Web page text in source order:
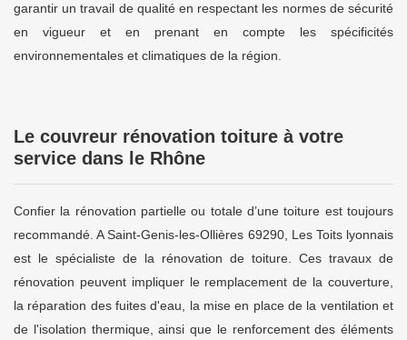
garantir un travail de qualité en respectant les normes de sécurité
en vigueur et en prenant en compte les spécificités
environnementales et climatiques de la région.
Le couvreur rénovation toiture à votre
service dans le Rhône
Confier la rénovation partielle ou totale d’une toiture est toujours
recommandé. A Saint-Genis-les-Ollières 69290, Les Toits lyonnais
est le spécialiste de la rénovation de toiture. Ces travaux de
rénovation peuvent impliquer le remplacement de la couverture,
la réparation des fuites d'eau, la mise en place de la ventilation et
de l'isolation thermique, ainsi que le renforcement des éléments